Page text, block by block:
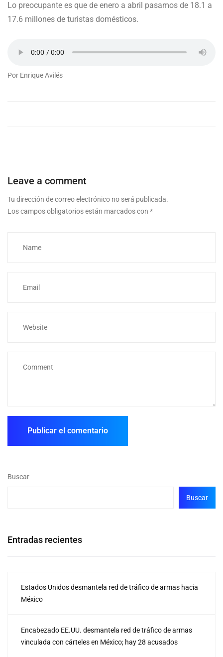
Lo preocupante es que de enero a abril pasamos de 18.1 a
17.6 millones de turistas domésticos.
Por Enrique Avilés
Leave a comment
Tu dirección de correo electrónico no será publicada.
Los campos obligatorios están marcados con *
Buscar
Buscar
Entradas recientes
Estados Unidos desmantela red de tráfico de armas hacia
México
Encabezado EE.UU. desmantela red de tráfico de armas
vinculada con cárteles en México; hay 28 acusados